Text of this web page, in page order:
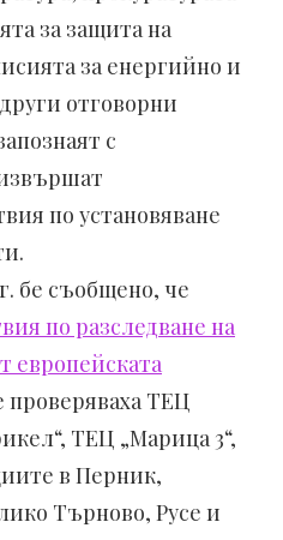
за защита на
за енергийно и
отговорни
с
по установяване
бе съобщено, че
по разследване на
европейската
проверяваха ТЕЦ
ТЕЦ „Марица 3“,
в Перник,
Търново, Русе и